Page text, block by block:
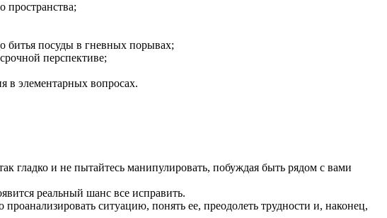
пространства;
битья посуды в гневных порывах;
перспективе;
в элементарных вопросах.
гладко и не пытайтесь манипулировать, побуждая быть рядом с вами
реальный шанс все исправить.
ситуацию, понять ее, преодолеть трудности и, наконец,